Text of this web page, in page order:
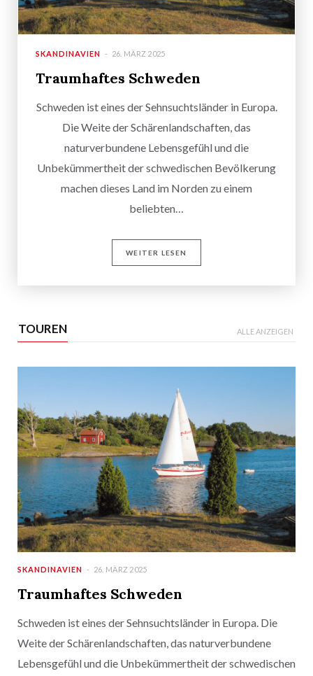
SKANDINAVIEN 26. MÄRZ 2025
Traumhaftes Schweden
Schweden ist eines der Sehnsuchtsländer in Europa.
Die Weite der Schärenlandschaften, das
naturverbundene Lebensgefühl und die
Unbekümmertheit der schwedischen Bevölkerung
machen dieses Land im Norden zu einem
beliebten…
WEITER LESEN
TOUREN ALLE ANZEIGEN
SKANDINAVIEN 26. MÄRZ 2025
Traumhaftes Schweden
Schweden ist eines der Sehnsuchtsländer in Europa. Die
Weite der Schärenlandschaften, das naturverbundene
Lebensgefühl und die Unbekümmertheit der schwedischen